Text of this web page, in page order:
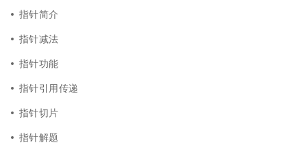
指针简介
指针减法
指针功能
指针引用传递
指针切片
指针解题